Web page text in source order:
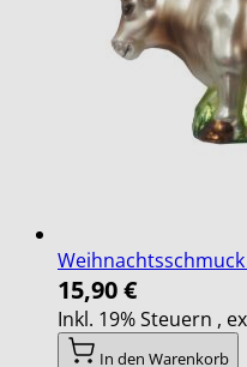
15,90 €
Inkl. 19% Steuern ,
In den Warenkorb